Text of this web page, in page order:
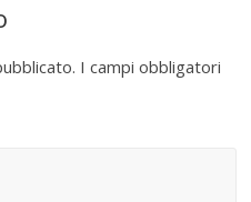
I campi obbligatori